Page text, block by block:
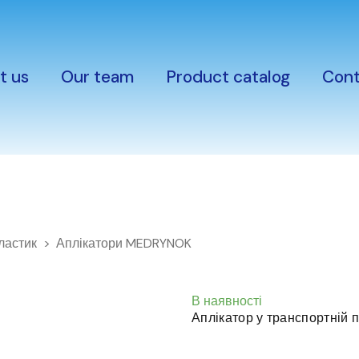
us Our team Product catalog
Аплікатори MEDRYNOK
В наявності
Аплікатор у